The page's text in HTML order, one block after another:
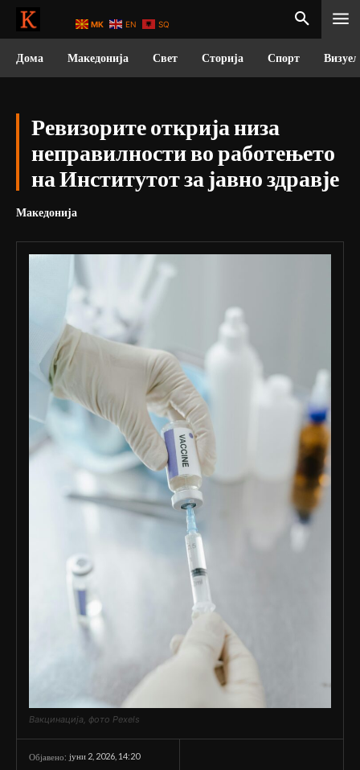
Дома Македонија Свет Сторија Спорт
Ревизорите открија низа
неправилности во работењето
на Институтот за јавно здравје
Македонија
Вакцинација, фото Pexels
Објавено: јуни 2, 2026, 14:20
MK EN SQ